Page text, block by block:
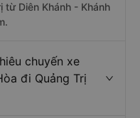
Diên Khánh - Khánh
chuyến xe
đi Quảng Trị